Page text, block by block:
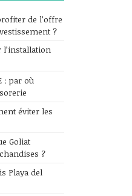
de l’offre
?
l’installation
: par où
éviter les
Goliat
?
Playa del